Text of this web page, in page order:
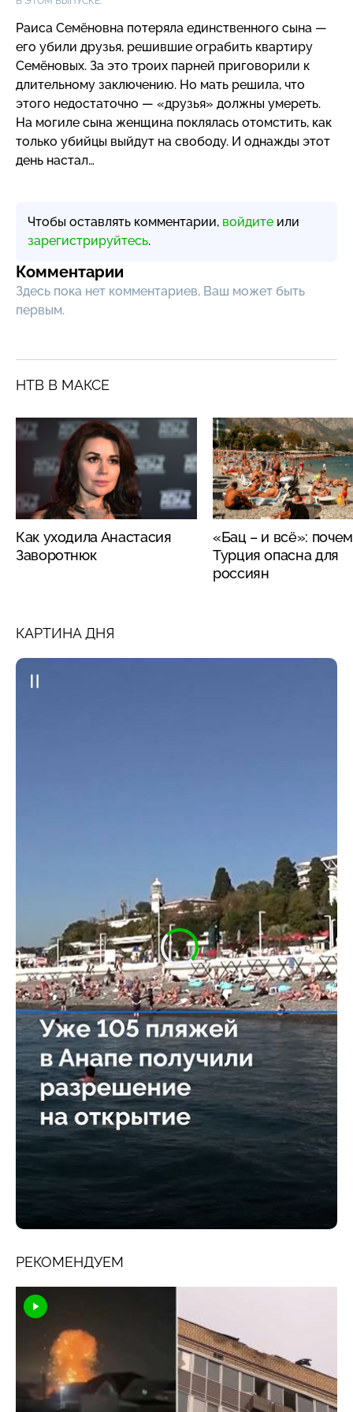
Раиса Семёновна потеряла единственного сына —
его убили друзья, решившие ограбить квартиру
Семёновых. За это троих парней приговорили к
длительному заключению. Но мать решила, что
этого недостаточно — «друзья» должны умереть.
На могиле сына женщина поклялась отомстить, как
только убийцы выйдут на свободу. И однажды этот
день настал…
Чтобы оставлять комментарии, войдите или
зарегистрируйтесь.
Комментарии
Здесь пока нет комментариев, Ваш может быть
первым.
НТВ В МАКСЕ
Как уходила Анастасия
Заворотнюк
«Бац – и всё»:
Турция опасна для
россиян
КАРТИНА ДНЯ
РЕКОМЕНДУЕМ